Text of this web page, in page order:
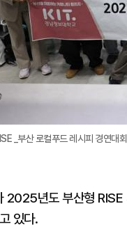
_부산 로컬푸드 레시피 경연대
2025년도 부산형 RISE
있다.